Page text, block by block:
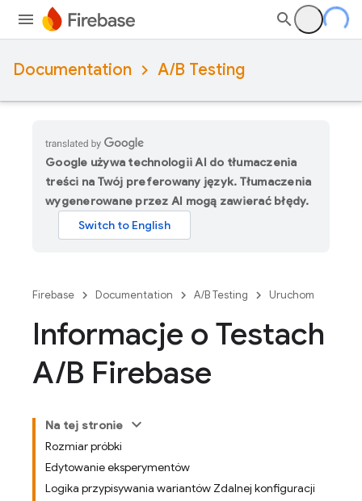
Documentation A/B Testing
Google używa technologii AI do tłumaczenia
treści na Twój preferowany język. Tłumaczenia
wygenerowane przez AI mogą zawierać błędy.
Firebase Documentation A/B Testing Uruchom
Informacje o Testach
A/B Firebase
Na tej stronie
Rozmiar próbki
Edytowanie eksperymentów
Logika przypisywania wariantów Zdalnej konfiguracji